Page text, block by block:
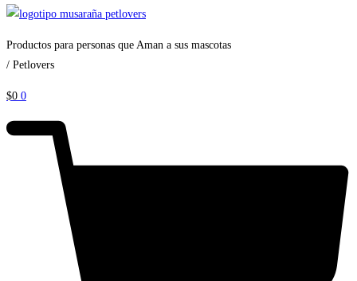
Productos para personas que Aman a sus mascotas
/ Petlovers
$0 0